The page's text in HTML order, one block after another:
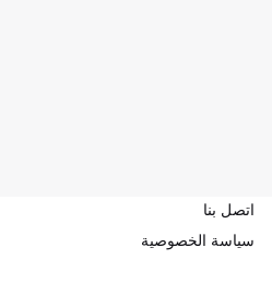
اتصل بنا
سياسة الخصوصية